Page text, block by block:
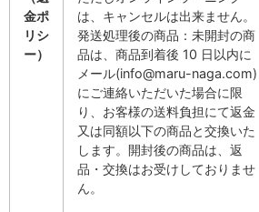
金ポ
リシ
ー）
は、キャンセルは出来ません。
発送処理後の商品：未開封の商
品は、商品到着後 10 日以内に
メール(info@maru-naga.com)
にご連絡いただいた場合に限
り、お客様の送料負担にて返金
又は同額以下の商品と交換いた
します。開封後の商品は、返
品・交換はお受けしておりませ
ん。